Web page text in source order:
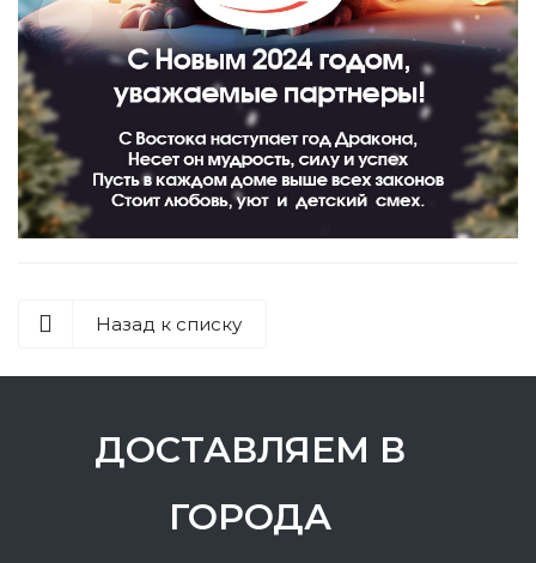
Назад к списку
ДОСТАВЛЯЕМ В
ГОРОДА